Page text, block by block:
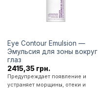
Eye Contour Emulsion —
Эмульсия для зоны вокруг
глаз
2415,35 грн.
Предупреждает появление и
устраняет морщины, отеки и